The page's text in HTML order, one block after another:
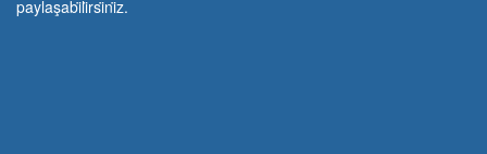
paylaşabi̇li̇rsi̇ni̇z.